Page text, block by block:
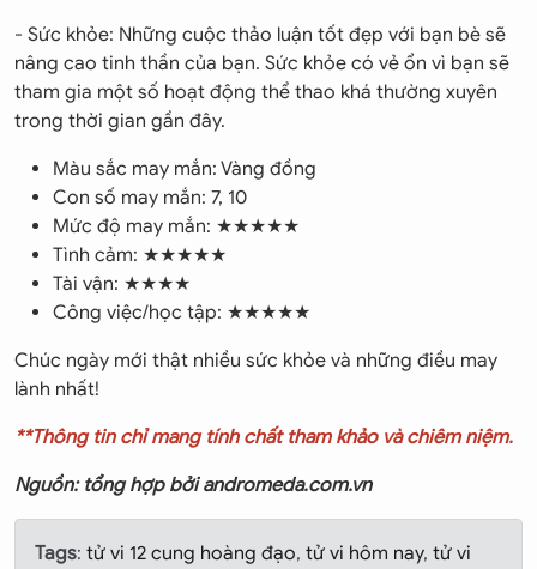
- Sức khỏe: Những cuộc thảo luận tốt đẹp với bạn bè sẽ
nâng cao tinh thần của bạn. Sức khỏe có vẻ ổn vì bạn sẽ
tham gia một số hoạt động thể thao khá thường xuyên
trong thời gian gần đây.
Màu sắc may mắn: Vàng đồng
Con số may mắn: 7, 10
Mức độ may mắn: ★★★★★
Tình cảm: ★★★★★
Tài vận: ★★★★
Công việc/học tập: ★★★★★
Chúc ngày mới thật nhiều sức khỏe và những điều may
lành nhất!
**Thông tin chỉ mang tính chất tham khảo và chiêm niệm.
Nguồn: tổng hợp bởi andromeda.com.vn
Tags: tử vi 12 cung hoàng đạo, tử vi hôm nay, tử vi